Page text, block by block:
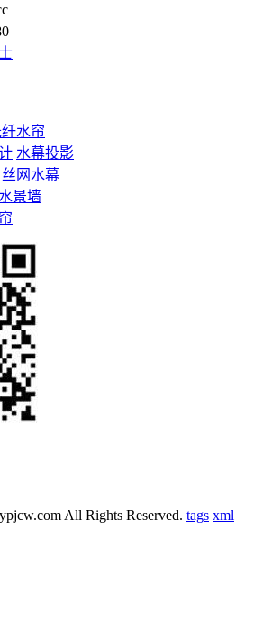
水帘
水幕投影
丝网水幕
景墙
All Rights Reserved. tags xml